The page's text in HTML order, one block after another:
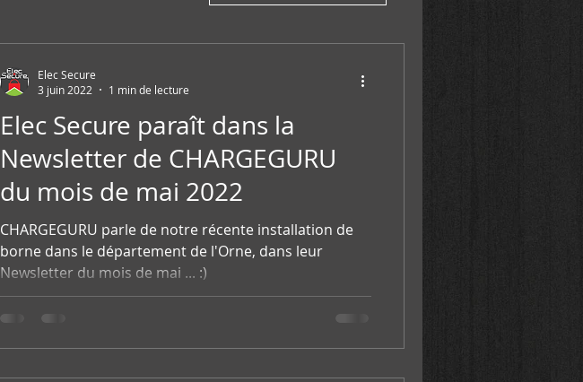
Elec Secure paraît dans la
Newsletter de CHARGEGURU
du mois de mai 2022
CHARGEGURU parle de notre récente installation de
borne dans le département de l'Orne, dans leur
Newsletter du mois de mai ... :)
Elec Secure
3 juin 2022
1 min de lecture